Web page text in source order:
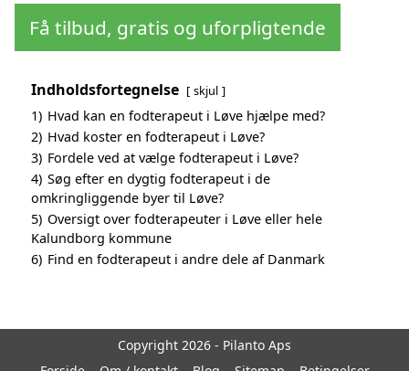
Få tilbud, gratis og uforpligtende
Indholdsfortegnelse skjul
1) Hvad kan en fodterapeut i Løve hjælpe med?
2) Hvad koster en fodterapeut i Løve?
3) Fordele ved at vælge fodterapeut i Løve?
4) Søg efter en dygtig fodterapeut i de
omkringliggende byer til Løve?
5) Oversigt over fodterapeuter i Løve eller hele
Kalundborg kommune
6) Find en fodterapeut i andre dele af Danmark
Copyright 2026 - Pilanto Aps